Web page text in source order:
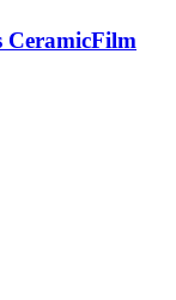
CeramicFilm